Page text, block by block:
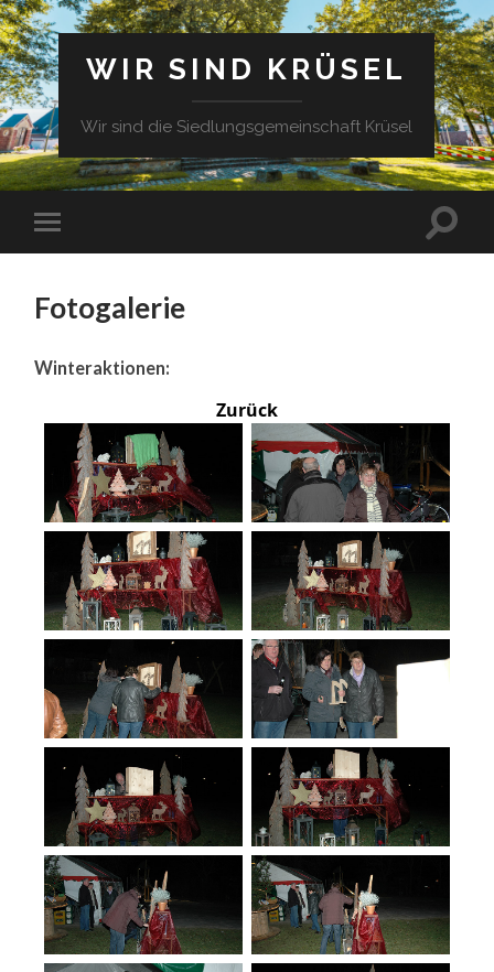
WIR SIND KRÜSEL
Wir sind die Siedlungsgemeinschaft Krüsel
Fotogalerie
Winteraktionen:
Zurück